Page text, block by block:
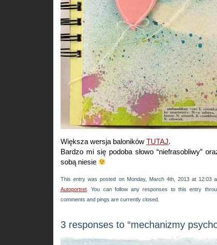
Większa wersja baloników TUTAJ.
Bardzo mi się podoba słowo “niefrasobliwy”
sobą niesie
This entry was posted on Monday, March 4th, 2013 at 12:03
Autoportret . You can follow any responses to this entry
comments and pings are currently closed.
3 responses to “mechanizmy